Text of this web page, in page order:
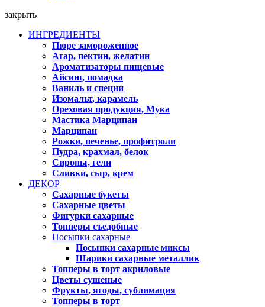
закрыть
ИНГРЕДИЕНТЫ
Пюре замороженное
Агар, пектин, желатин
Ароматизаторы пищевые
Айсинг, помадка
Ваниль и специи
Изомальт, карамель
Ореховая продукция, Мука
Мастика Марципан
Марципан
Рожки, печенье, профитроли
Пудра, крахмал, белок
Сиропы, гели
Сливки, сыр, крем
ДЕКОР
Сахарные букеты
Сахарные цветы
Фигурки сахарные
Топперы съедобные
Посыпки сахарные
Посыпки сахарные миксы
Шарики сахарные металлик
Топперы в торт акриловые
Цветы сушеные
Фрукты, ягоды, сублимация
Топперы в торт